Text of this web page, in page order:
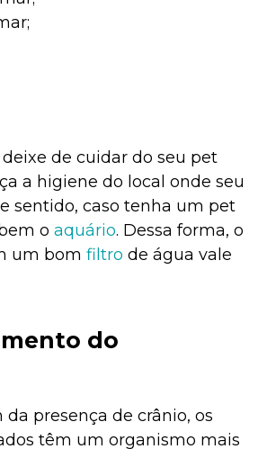
de cuidar do seu pet
a higiene do local onde seu
sentido, caso tenha um pet
o aquário. Dessa forma, o
um bom filtro de água vale
do
presença de crânio, os
têm um organismo mais